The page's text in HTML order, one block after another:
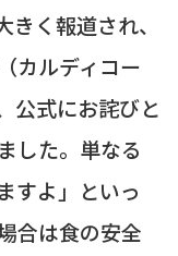
く報道され、
カルディコー
公式にお詫びと
した。単なる
すよ」といっ
合は食の安全